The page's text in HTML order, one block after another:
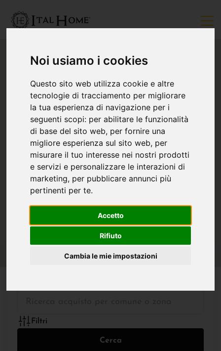
Noi usiamo i cookies
Questo sito web utilizza cookie e altre
tecnologie di tracciamento per migliorare
la tua esperienza di navigazione per i
seguenti scopi: per abilitare le funzionalità
di base del sito web, per fornire una
migliore esperienza sul sito web, per
misurare il tuo interesse nei nostri prodotti
e servizi e personalizzare le interazioni di
marketing, per pubblicare annunci più
pertinenti per te.
Accetto
Rifiuto
Cambia le mie impostazioni
Filtri
Cerca